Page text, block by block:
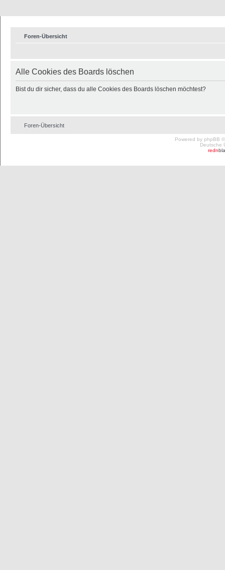
Foren-Übersicht
Alle Cookies des Boards löschen
Bist du dir sicher, dass du alle Cookies des Boards löschen möchtest?
Foren-Übersicht
Powered by phpBB
Deutsche
redn